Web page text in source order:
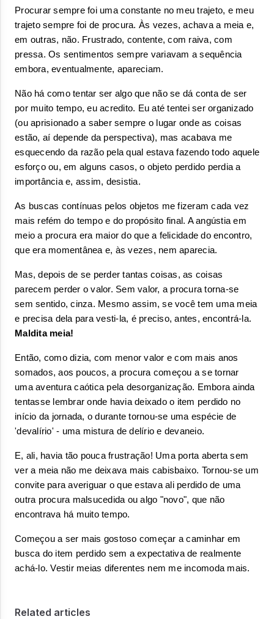
Procurar sempre foi uma constante no meu trajeto, e meu
trajeto sempre foi de procura. Às vezes, achava a meia e,
em outras, não. Frustrado, contente, com raiva, com
pressa. Os sentimentos sempre variavam a sequência
embora, eventualmente, apareciam.
Não há como tentar ser algo que não se dá conta de ser
por muito tempo, eu acredito. Eu até tentei ser organizado
(ou aprisionado a saber sempre o lugar onde as coisas
estão, aí depende da perspectiva), mas acabava me
esquecendo da razão pela qual estava fazendo todo aquele
esforço ou, em alguns casos, o objeto perdido perdia a
importância e, assim, desistia.
As buscas contínuas pelos objetos me fizeram cada vez
mais refém do tempo e do propósito final. A angústia em
meio a procura era maior do que a felicidade do encontro,
que era momentânea e, às vezes, nem aparecia.
Mas, depois de se perder tantas coisas, as coisas
parecem perder o valor. Sem valor, a procura torna-se
sem sentido, cinza. Mesmo assim, se você tem uma meia
Maldita meia!
Então, como dizia, com menor valor e com mais anos
somados, aos poucos, a procura começou a se tornar
uma aventura caótica pela desorganização. Embora ainda
tentasse lembrar onde havia deixado o item perdido no
início da jornada, o durante tornou-se uma espécie de
'devalírio' - uma mistura de delírio e devaneio.
E, ali, havia tão pouca frustração! Uma porta aberta sem
ver a meia não me deixava mais cabisbaixo. Tornou-se um
convite para averiguar o que estava ali perdido de uma
outra procura malsucedida ou algo "novo", que não
encontrava há muito tempo.
Começou a ser mais gostoso começar a caminhar em
busca do item perdido sem a expectativa de realmente
achá-lo. Vestir meias diferentes nem me incomoda mais.
Related articles